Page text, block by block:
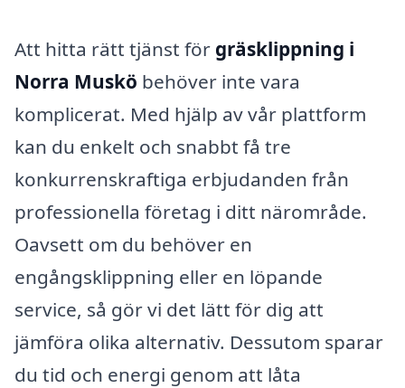
Att hitta rätt tjänst för gräsklippning i
Norra Muskö behöver inte vara
komplicerat. Med hjälp av vår plattform
kan du enkelt och snabbt få tre
konkurrenskraftiga erbjudanden från
professionella företag i ditt närområde.
Oavsett om du behöver en
engångsklippning eller en löpande
service, så gör vi det lätt för dig att
jämföra olika alternativ. Dessutom sparar
du tid och energi genom att låta